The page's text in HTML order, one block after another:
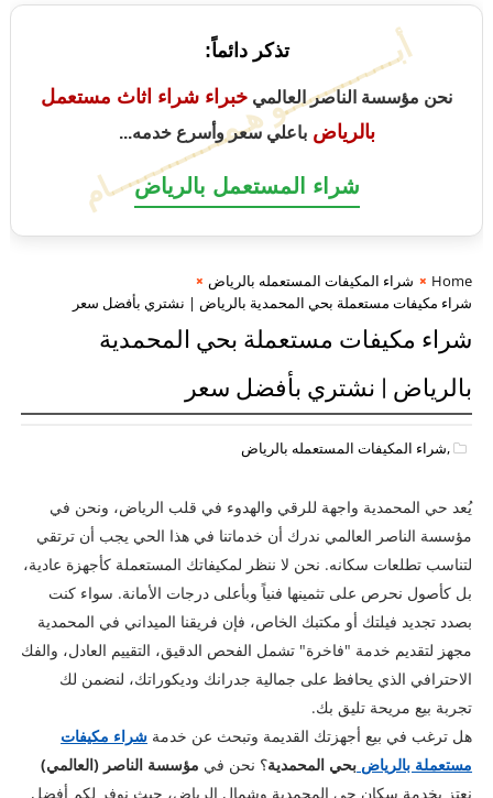
أبــــــــــــــو هـمــــــــــــــام
تذكر دائماً:
نحن مؤسسة الناصر العالمي خبراء شراء اثاث مستعمل
بالرياضباعلي سعر وأسرع خدمه...
شراء المستعمل بالرياض
Home
شراء المكيفات المستعمله بالرياض
شراء مكيفات مستعملة بحي المحمدية بالرياض | نشتري بأفضل سعر
شراء مكيفات مستعملة بحي المحمدية
بالرياض | نشتري بأفضل سعر
,شراء المكيفات المستعمله بالرياض
يُعد حي المحمدية واجهة للرقي والهدوء في قلب الرياض، ونحن في
مؤسسة الناصر العالمي ندرك أن خدماتنا في هذا الحي يجب أن ترتقي
لتناسب تطلعات سكانه. نحن لا ننظر لمكيفاتك المستعملة كأجهزة عادية،
بل كأصول نحرص على تثمينها فنياً وبأعلى درجات الأمانة. سواء كنت
بصدد تجديد فيلتك أو مكتبك الخاص، فإن فريقنا الميداني في المحمدية
مجهز لتقديم خدمة "فاخرة" تشمل الفحص الدقيق، التقييم العادل، والفك
الاحترافي الذي يحافظ على جمالية جدرانك وديكوراتك، لنضمن لك
تجربة بيع مريحة تليق بك.
هل ترغب في بيع أجهزتك القديمة وتبحث عن خدمة شراء مكيفات
مستعملة بالرياض بحي المحمدية؟ نحن في مؤسسة الناصر (العالمي)
نعتز بخدمة سكان حي المحمدية وشمال الرياض، حيث نوفر لكم أفضل